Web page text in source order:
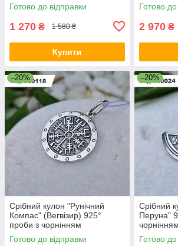
Готово до відправки
1 270 ₴ 1 580 ₴
Купити
Готово до
2 970 ₴
–20%
Срібний кулон "Рунічний
Компас" (Вегвізир) 925°
проби з чорнінням
Готово до відправки
–20%
Срібний
Перуна"
оберіг
Готово до